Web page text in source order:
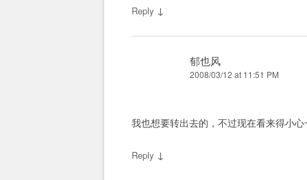
Reply ↓
郁也风
2008/03/12 at 11:51 PM
我也想要转出去的，不过现在看来得小心
Reply ↓